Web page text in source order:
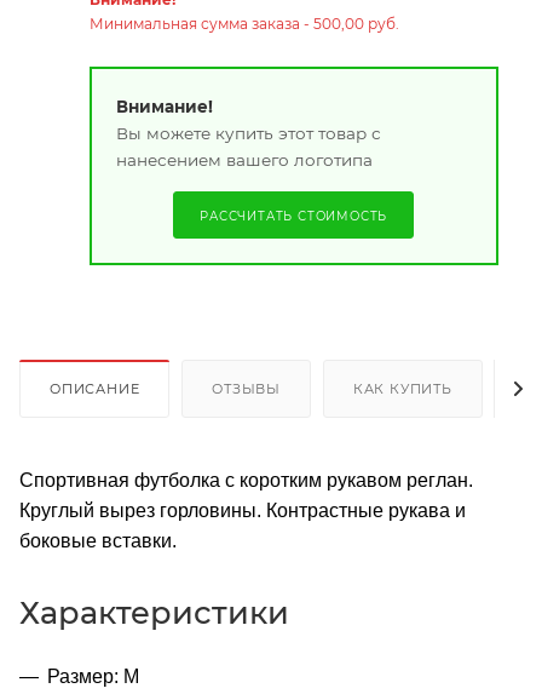
Минимальная сумма заказа - 500,00 руб.
Внимание!
Вы можете купить этот товар с
нанесением вашего логотипа
РАССЧИТАТЬ СТОИМОСТЬ
ОПИСАНИЕ ОТЗЫВЫ КАК КУПИТЬ
Спортивная футболка с коротким рукавом реглан.
Круглый вырез горловины. Контрастные рукава и
боковые вставки.
Характеристики
Размер: M